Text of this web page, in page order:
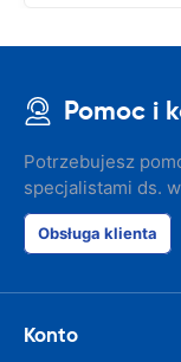
Pomoc i
Potrzebujesz
specjalistami ds.
Obsługa klienta
Konto